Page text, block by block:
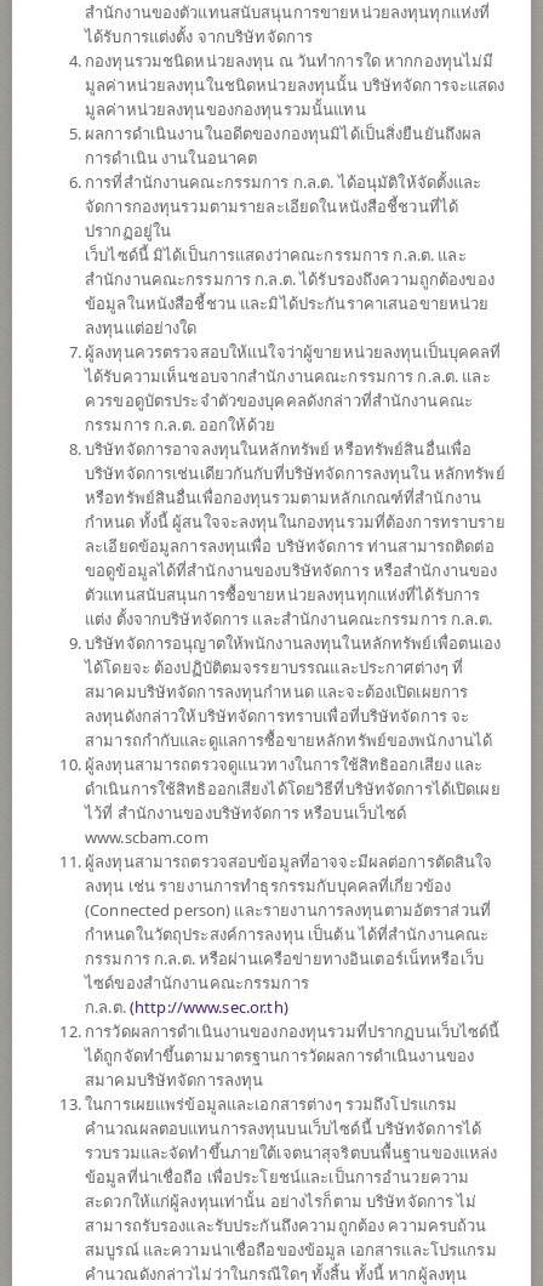
กองทุนเปิดไทยพาณิชย์ โกลบอล
เวลท์ พลัส เพื่อการเลี้ยงชีพ
SCBRMGWP
ความเสี่ยงปานกลาง
ค่อนข้างสูง
5
ตั้งแต่ต้นปี
+11.93%
ข้อมูล ณ วันที่ 5 สิงหาคม 2569
มูลค่าหน่วยลงทุน
14.8490
-0.0373
ข้อมูล ณ วันที่ 5 ส.ค. 2569
*ตามสกุลเงินของกองทุน
ข้อมูลสรุป
ผลการดำเนินงาน
ข้อมูลการสั่งซื้อขาย
ดาวน์โหลด
ปฏิทินวันหยุด
นโยบาย
ลงทุนง่ายๆ ผ่าน SCB EASY คลิก
สำนักงานของตัวแทนสนับสนุนการขายหน่วยลงทุนทุกแห่งที่
ได้รับการแต่งตั้ง จากบริษัทจัดการ
กองทุนรวมชนิดหน่วยลงทุน ณ วันทำการใด หากกองทุนไม่มี
มูลค่าหน่วยลงทุนในชนิดหน่วยลงทุนนั้น บริษัทจัดการจะแสดง
มูลค่าหน่วยลงทุนของกองทุนรวมนั้นแทน
ผลการดำเนินงานในอดีตของกองทุนมิได้เป็นสิ่งยืนยันถึงผล
การดำเนิน งานในอนาคต
การที่สำนักงานคณะกรรมการ ก.ล.ต. ได้อนุมัติให้จัดตั้งและ
จัดการกองทุนรวมตามรายละเอียดในหนังสือชี้ชวนที่ได้
ปรากฏอยู่ใน
เว็บไซด์นี้ มิได้เป็นการแสดงว่าคณะกรรมการ ก.ล.ต. และ
สำนักงานคณะกรรมการ ก.ล.ต. ได้รับรองถึงความถูกต้องของ
ข้อมูลในหนังสือชี้ชวน และมิได้ประกันราคาเสนอขายหน่วย
ลงทุนแต่อย่างใด
ผู้ลงทุนควรตรวจสอบให้แน่ใจว่าผู้ขายหน่วยลงทุนเป็นบุคคลที่
ได้รับความเห็นชอบจากสำนักงานคณะกรรมการ ก.ล.ต. และ
ควรขอดูบัตรประจำตัวของบุคคลดังกล่าวที่สำนักงานคณะ
กรรมการ ก.ล.ต. ออกให้ด้วย
บริษัทจัดการอาจลงทุนในหลักทรัพย์ หรือทรัพย์สินอื่นเพื่อ
บริษัทจัดการเช่นเดียวกันกับที่บริษัทจัดการลงทุนใน หลักทรัพย์
หรือทรัพย์สินอื่นเพื่อกองทุนรวมตามหลักเกณฑ์ที่สำนักงาน
กำหนด ทั้งนี้ ผู้สนใจจะลงทุนในกองทุนรวมที่ต้องการทราบราย
ละเอียดข้อมูลการลงทุนเพื่อ บริษัทจัดการ ท่านสามารถติดต่อ
ขอดูข้อมูลได้ที่สำนักงานของบริษัทจัดการ หรือสำนักงานของ
ตัวแทนสนับสนุนการซื้อขายหน่วยลงทุนทุกแห่งที่ได้รับการ
แต่ง ตั้งจากบริษัทจัดการ และสำนักงานคณะกรรมการ ก.ล.ต.
บริษัทจัดการอนุญาตให้พนักงานลงทุนในหลักทรัพย์เพื่อตนเอง
ได้โดยจะ ต้องปฏิบัติตมจรรยาบรรณและประกาศต่างๆ ที่
สมาคมบริษัทจัดการลงทุนกำหนด และจะต้องเปิดเผยการ
ลงทุนดังกล่าวให้บริษัทจัดการทราบเพื่อที่บริษัทจัดการ จะ
สามารถกำกับและดูแลการซื้อขายหลักทรัพย์ของพนักงานได้
ผู้ลงทุนสามารถตรวจดูแนวทางในการใช้สิทธิออกเสียง และ
ดำเนินการใช้สิทธิออกเสียงได้โดยวิธีที่บริษัทจัดการได้เปิดเผย
ไว้ที่ สำนักงานของบริษัทจัดการ หรือบนเว็บไซด์
www.scbam.com
ผู้ลงทุนสามารถตรวจสอบข้อมูลที่อาจจะมีผลต่อการตัดสินใจ
ลงทุน เช่น รายงานการทำธุรกรรมกับบุคคลที่เกี่ยวข้อง
(Connected person) และรายงานการลงทุนตามอัตราส่วนที่
กำหนดในวัตถุประสงค์การลงทุน เป็นต้น ได้ที่สำนักงานคณะ
กรรมการ ก.ล.ต. หรือผ่านเครือข่ายทางอินเตอร์เน็ทหรือเว็บ
ไซด์ของสำนักงานคณะกรรมการ
ก.ล.ต.(http://www.sec.or.th)
การวัดผลการดำเนินงานของกองทุนรวมที่ปรากฏบนเว็บไซด์นี้
ได้ถูกจัดทำขึ้นตามมาตรฐานการวัดผลการดำเนินงานของ
สมาคมบริษัทจัดการลงทุน
ในการเผยแพร่ข้อมูลและเอกสารต่างๆ รวมถึงโปรแกรม
คำนวณผลตอบแทนการลงทุนบนเว็บไซด์นี้ บริษัทจัดการได้
รวบรวมและจัดทำขึ้นภายใต้เจตนาสุจริตบนพื้นฐานของแหล่ง
ข้อมูลที่น่าเชื่อถือ เพื่อประโยชน์และเป็นการอำนวยความ
สะดวกให้แก่ผู้ลงทุนเท่านั้น อย่างไรก็ตาม บริษัทจัดการ ไม่
สามารถรับรองและรับประกันถึงความถูกต้อง ความครบถ้วน
สมบูรณ์ และความน่าเชื่อถือของข้อมูล เอกสารและโปรแกรม
คำนวณดังกล่าวไม่ว่าในกรณีใดๆ ทั้งสิ้น ทั้งนี้ หากผู้ลงทุน